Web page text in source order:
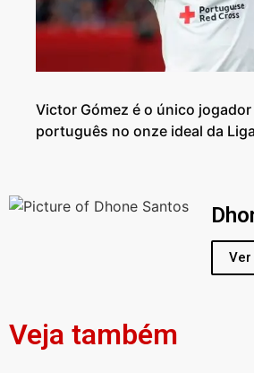
Victor Gómez é o único
português no onze ideal da
Veja também